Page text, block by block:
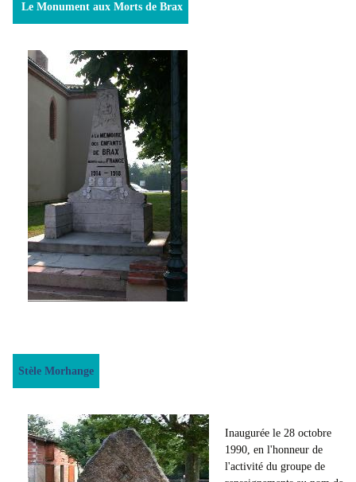
Le Monument aux Morts de Brax
Stèle Morhange
Inaugurée le 28 octobre
1990, en l'honneur de
l'activité du groupe de